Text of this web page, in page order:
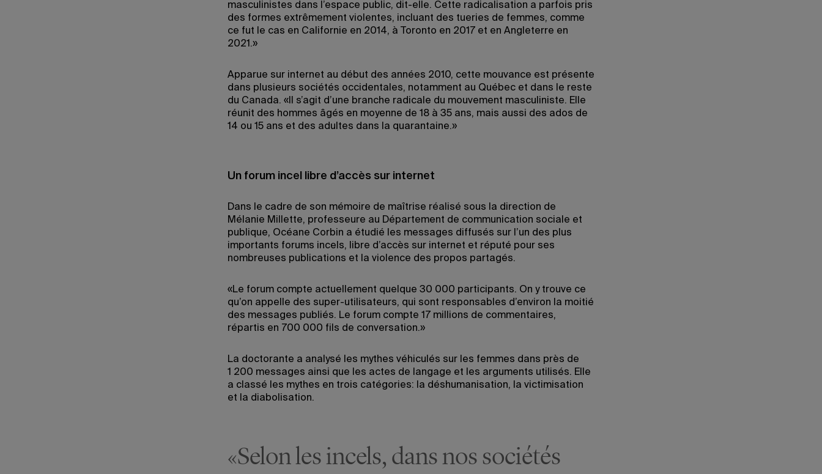
masculinistes dans l’espace public, dit-elle. Cette radicalisation a parfois pris
des formes extrêmement violentes, incluant des tueries de femmes, comme
ce fut le cas en Californie en 2014, à Toronto en 2017 et en Angleterre en
2021.»
Apparue sur internet au début des années 2010, cette mouvance est présente
dans plusieurs sociétés occidentales, notamment au Québec et dans le reste
du Canada. «Il s’agit d’une branche radicale du mouvement masculiniste. Elle
réunit des hommes âgés en moyenne de 18 à 35 ans, mais aussi des ados de
14 ou 15 ans et des adultes dans la quarantaine.»
Un forum incel libre d’accès sur internet
Dans le cadre de son mémoire de maîtrise réalisé sous la direction de
Mélanie Millette, professeure au Département de communication sociale et
publique, Océane Corbin a étudié les messages diffusés sur l’un des plus
importants forums incels, libre d’accès sur internet et réputé pour ses
nombreuses publications et la violence des propos partagés.
«Le forum compte actuellement quelque 30 000 participants. On y trouve ce
qu’on appelle des super-utilisateurs, qui sont responsables d’environ la moitié
des messages publiés. Le forum compte 17 millions de commentaires,
répartis en 700 000 fils de conversation.»
La doctorante a analysé les mythes véhiculés sur les femmes dans près de
1 200 messages ainsi que les actes de langage et les arguments utilisés. Elle
a classé les mythes en trois catégories: la déshumanisation, la victimisation
et la diabolisation.
«Selon les incels, dans nos sociétés